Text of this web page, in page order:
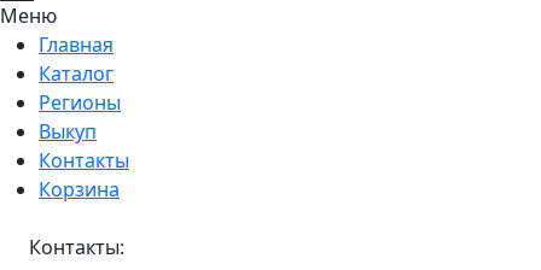
Меню
Главная
Каталог
Регионы
Выкуп
Контакты
Корзина
Контакты: